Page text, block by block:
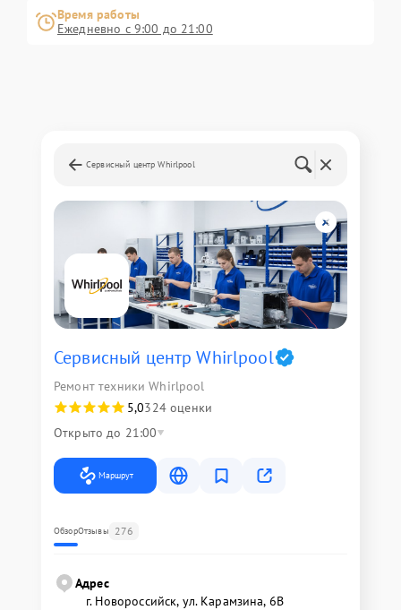
Время работы
Ежедневно с 9:00 до 21:00
Сервисный центр Whirlpool
Сервисный центр Whirlpool
Ремонт техники Whirlpool
5,0324 оценки
Открыто до 21:00
Маршрут
ОбзорОтзывы 276
Адрес
г. Новороссийск, ул. Карамзина, 6В